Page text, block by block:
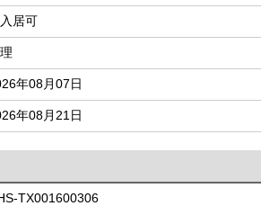
居可
年08月07日
年08月21日
TX001600306